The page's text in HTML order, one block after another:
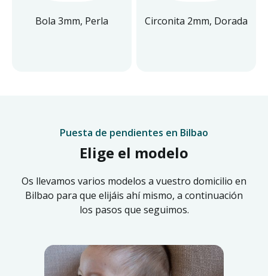
Bola 3mm, Perla Circonita 2mm, Dorada
Puesta de pendientes en Bilbao
Elige el modelo
Os llevamos varios modelos a vuestro domicilio en
Bilbao para que elijáis ahí mismo, a continuación
los pasos que seguimos.